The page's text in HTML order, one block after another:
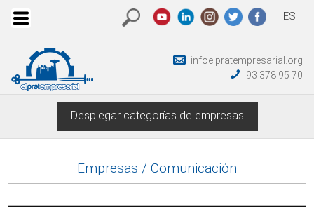
ES
infoelpratempresarial.org
93 378 95 70
Desplegar categorías de empresas
Empresas / Comunicación